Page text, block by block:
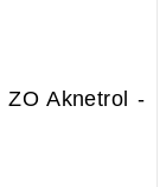
ZO Aknetrol -